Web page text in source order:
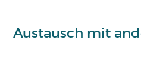
Austausch mit